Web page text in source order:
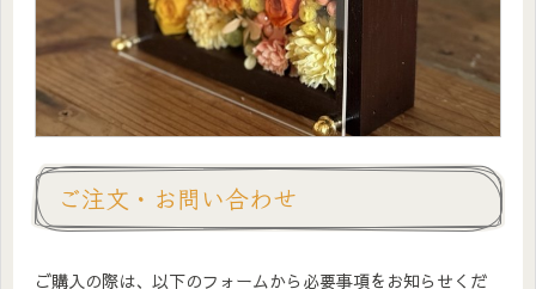
ご注文・お問い合わせ
ご購入の際は、以下のフォームから必要事項をお知らせくだ